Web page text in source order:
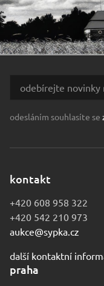
odesláním souhlasíte se
kontakt
+420 608 958 322
+420 542 210 973
aukce@sypka.cz
další kontaktní
praha